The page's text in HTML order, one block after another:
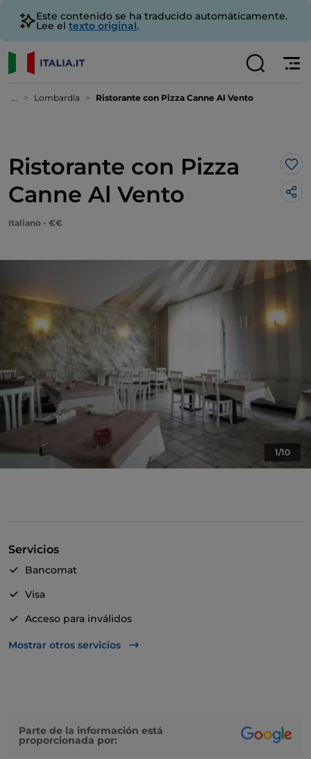
Este contenido se ha traducido automáticamente.
Lee el texto original.
... Lombardía Ristorante con Pizza Canne Al Vento
Ristorante con Pizza
Canne Al Vento
Me
Italiano - €€
1/10
Servicios
Bancomat
Visa
Acceso para inválidos
Wi-Fi
Mostrar otros servicios
Parte de la información está
proporcionada por: